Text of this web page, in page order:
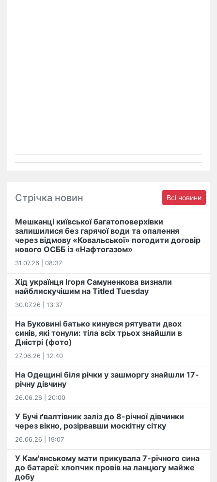
Стрічка новин Всі новини
Мешканці київської багатоповерхівки
залишилися без гарячої води та опалення
через відмову «Ковальської» погодити договір
нового ОСББ із «Нафтогазом»
31.07.26 | 08:37
Хід українця Ігоря Самуненкова визнали
найблискучішим на Titled Tuesday
30.07.26 | 13:37
На Буковині батько кинувся рятувати двох
синів, які тонули: тіла всіх трьох знайшли в
Дністрі (фото)
27.06.26 | 12:40
На Одещині біля річки у зашморгу знайшли 17-
річну дівчину
26.06.26 | 20:00
У Бучі ґвалтівник заліз до 8-річної дівчинки
через вікно, розірвавши москітну сітку
26.06.26 | 19:07
У Кам'янському мати прикувала 7-річного сина
до батареї: хлопчик провів на ланцюгу майже
добу